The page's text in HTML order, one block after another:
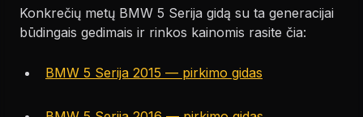
Konkrečių metų BMW 5 Serija gidą su ta generacijai
būdingais gedimais ir rinkos kainomis rasite čia:
BMW 5 Serija 2015 — pirkimo gidas